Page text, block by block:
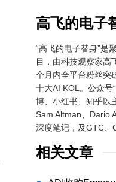
高飞的电子
“高飞的电子替身”是
目，由科技观察家高
个月内全平台粉丝突
十大AI KOL。公众号
博、小红书、知乎以
Sam Altman、Dario
深度笔记，及GTC、
相关文章